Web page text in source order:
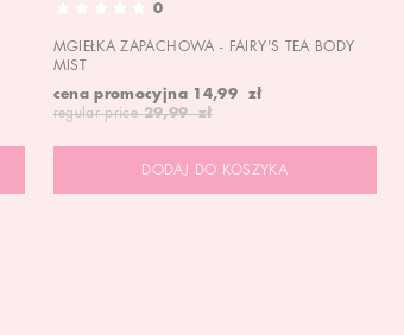
0
MGIEŁKA ZAPACHOWA - FAIRY'S TEA BODY
MIST
cena promocyjna 14,99 zł
regular price 29,99 zł
DODAJ DO KOSZYKA